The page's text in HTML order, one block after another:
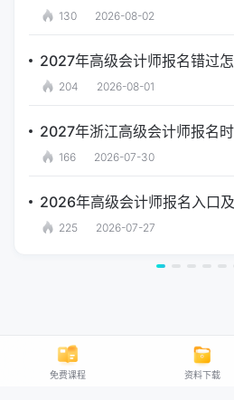
130 2026-08-02
2027年高级会计师报名错过
204 2026-08-01
2027年浙江高级会计师报名
166 2026-07-30
2026年高级会计师报名入口
225 2026-07-27
免费课程 资料下载